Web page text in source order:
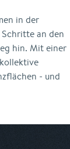
in der
Schritte an den
hin. Mit einer
- und